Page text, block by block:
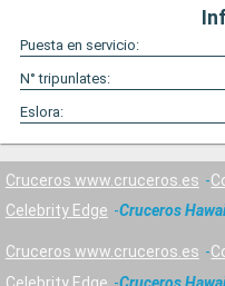
Puesta en servicio:
N° tripunlates:
Eslora:
Cruceros www.cruceros.es
Celebrity Edge
Cruceros
Cruceros www.cruceros.es
Celebrity Edge
Cruceros